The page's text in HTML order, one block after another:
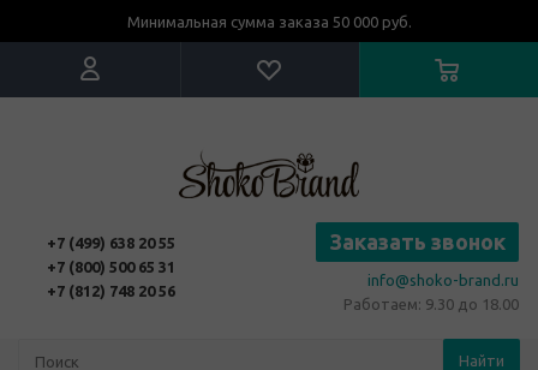
Минимальная сумма заказа 50 000 руб.
+7 (499) 638 20 55
+7 (800) 500 65 31
+7 (812) 748 20 56
Заказать звонок
info@shoko-brand.ru
Работаем: 9.30 до 18.00
Найти